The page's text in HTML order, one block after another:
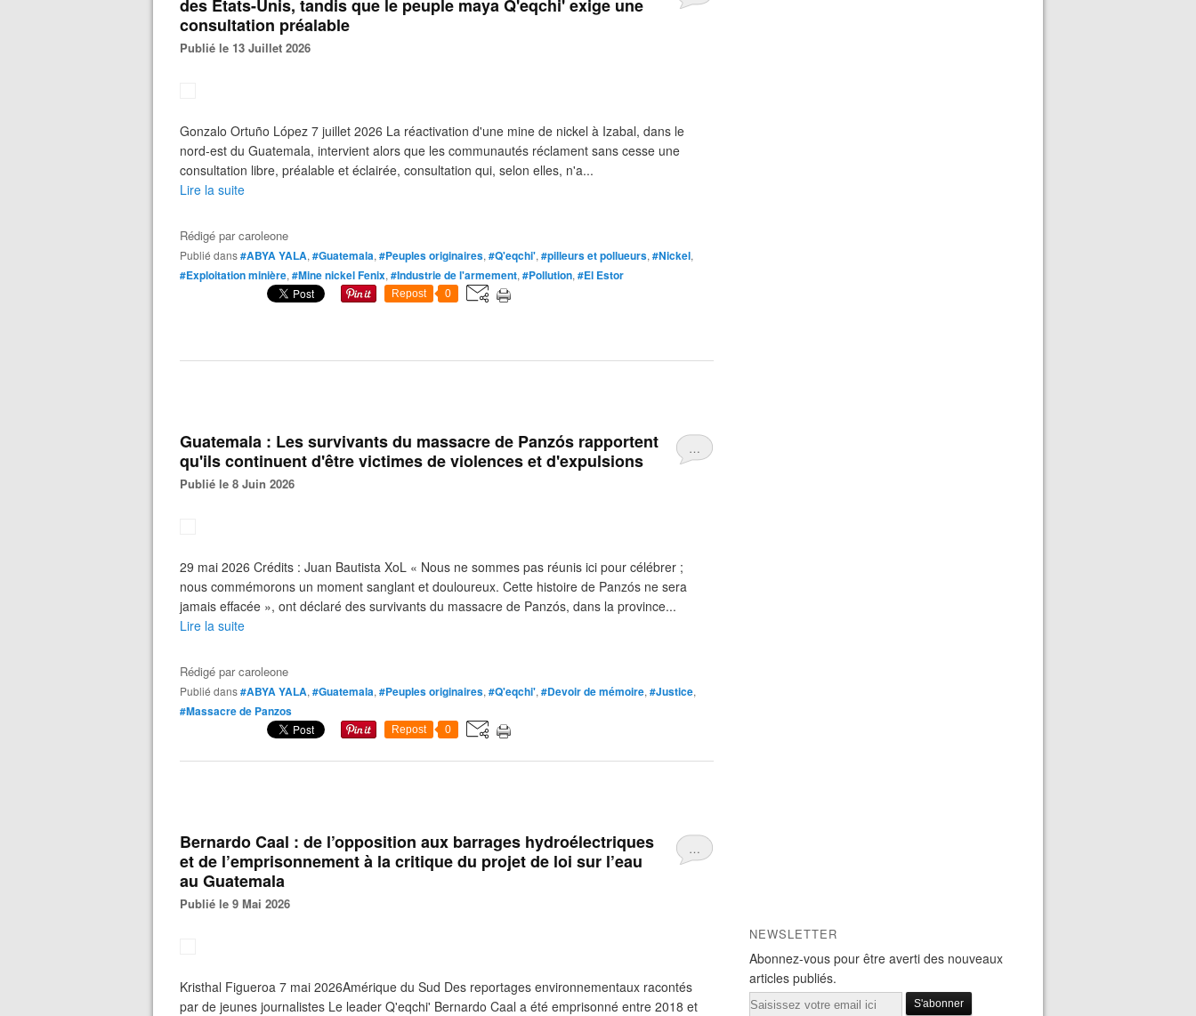
des États-Unis, tandis que le peuple maya Q'eqchi' exige une
consultation préalable
Publié le 13 Juillet 2026
Gonzalo Ortuño López 7 juillet 2026 La réactivation d'une mine de nickel à Izabal, dans le
nord-est du Guatemala, intervient alors que les communautés réclament sans cesse une
consultation libre, préalable et éclairée, consultation qui, selon elles, n'a...
Lire la suite
Rédigé parcaroleone
Publié dans#ABYA YALA, #Guatemala, #Peuples originaires, #Q'eqchi', #pilleurs et pollueurs, #Nickel,
#Exploitation minière, #Mine nickel Fenix, #Industrie de l'armement, #Pollution, #El Estor
Repost 0
…
Guatemala : Les survivants du massacre de Panzós rapportent
qu'ils continuent d'être victimes de violences et d'expulsions
Publié le 8 Juin 2026
29 mai 2026 Crédits : Juan Bautista XoL « Nous ne sommes pas réunis ici pour célébrer ;
nous commémorons un moment sanglant et douloureux. Cette histoire de Panzós ne sera
jamais effacée », ont déclaré des survivants du massacre de Panzós, dans la province...
Lire la suite
Rédigé parcaroleone
Publié dans#ABYA YALA, #Guatemala, #Peuples originaires, #Q'eqchi', #Devoir de mémoire, #Justice,
#Massacre de Panzos
Repost 0
…
Bernardo Caal : de l’opposition aux barrages hydroélectriques
et de l’emprisonnement à la critique du projet de loi sur l’eau
au Guatemala
Publié le 9 Mai 2026
Kristhal Figueroa 7 mai 2026Amérique du Sud Des reportages environnementaux racontés
par de jeunes journalistes Le leader Q'eqchi' Bernardo Caal a été emprisonné entre 2018 et
NEWSLETTER
Abonnez-vous pour être averti des nouveaux
articles publiés.
Email